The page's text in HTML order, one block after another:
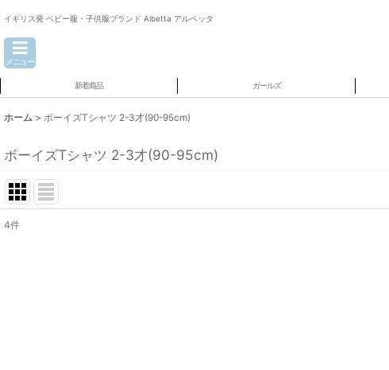
イギリス発 ベビー服・子供服ブランド Albetta アルベッタ
メニュー
新着商品 ガールズ
ホーム > ボーイズTシャツ 2-3才(90-95cm)
ボーイズTシャツ 2-3才(90-95cm)
4件